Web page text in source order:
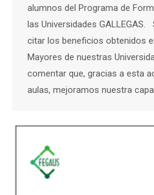
alumnos del Programa de
las Universidades GALLEGAS.
citar los beneficios obtenidos
Mayores de nuestras
comentar que, gracias a esta
aulas, mejoramos nuestra